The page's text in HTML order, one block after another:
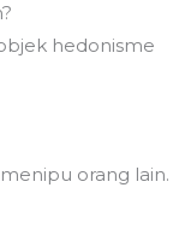
hedonisme
orang lain.